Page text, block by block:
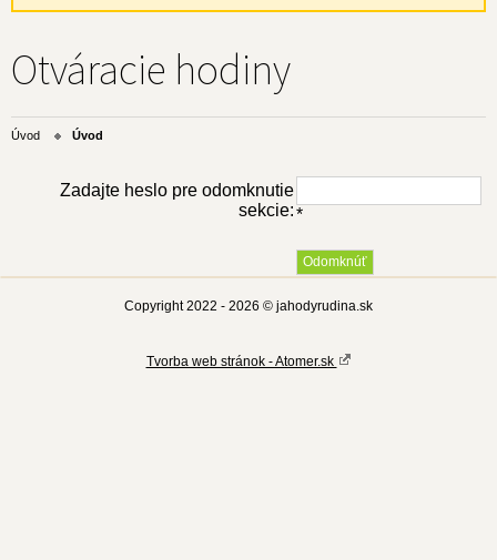
Otváracie hodiny
Úvod Úvod
Zadajte heslo pre odomknutie
sekcie:*
Copyright 2022 - 2026 © jahodyrudina.sk
Tvorba web stránok - Atomer.sk